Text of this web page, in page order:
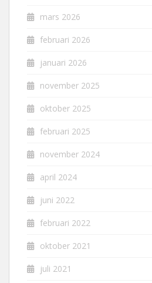
mars 2026
februari 2026
januari 2026
november 2025
oktober 2025
februari 2025
november 2024
april 2024
juni 2022
februari 2022
oktober 2021
juli 2021